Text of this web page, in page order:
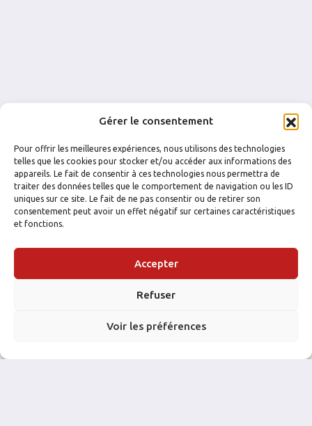
Gérer le consentement
Pour offrir les meilleures expériences, nous utilisons des technologies
telles que les cookies pour stocker et/ou accéder aux informations des
appareils. Le fait de consentir à ces technologies nous permettra de
traiter des données telles que le comportement de navigation ou les ID
uniques sur ce site. Le fait de ne pas consentir ou de retirer son
consentement peut avoir un effet négatif sur certaines caractéristiques
et fonctions.
Accepter
Refuser
Voir les préférences
INSTAGRAM